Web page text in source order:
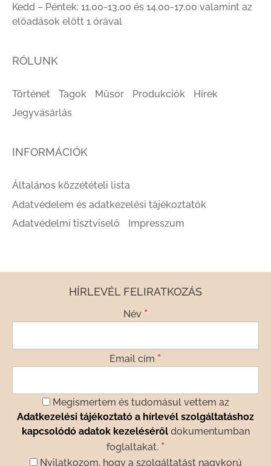
Kedd – Péntek: 11.00-13.00 és 14.00-17.00 valamint az
előadások előtt 1 órával
RÓLUNK
Történet Tagok Műsor Produkciók
Hírek
Jegyvásárlás
INFORMÁCIÓK
Általános közzétételi lista
Adatvédelem és adatkezelési tájékoztatók
Adatvédelmi tisztviselő
Impresszum
HÍRLEVÉL FELIRATKOZÁS
Név *
Email cím *
Megismertem és tudomásul vettem az
Adatkezelési tájékoztató a hírlevél szolgáltatáshoz
kapcsolódó adatok kezelésérőldokumentumban
foglaltakat. *
Nyilatkozom, hogy a szolgáltatást nagykorú